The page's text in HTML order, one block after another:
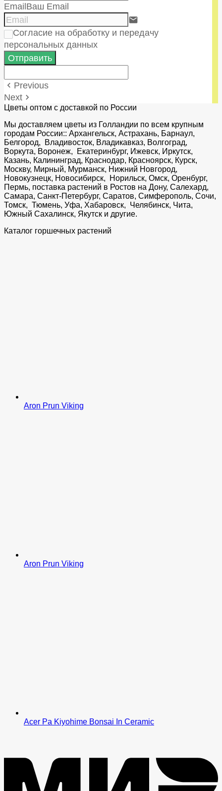
EmailВаш Email
email
Согласие на обработку и передачу
персональных данных
Отправить
keyboard_arrow_left Previous
Next keyboard_arrow_right
Цветы оптом с доставкой по России
Мы доставляем цветы из Голландии по всем крупным
городам России:: Архангельск, Астрахань, Барнаул,
Белгород, Владивосток, Владикавказ, Волгоград,
Воркута, Воронеж, Екатеринбург, Ижевск, Иркутск,
Казань, Калининград, Краснодар, Красноярск, Курск,
Москву, Мирный, Мурманск, Нижний Новгород,
Новокузнецк, Новосибирск, Норильск, Омск, Оренбург,
Пермь, поставка растений в Ростов на Дону, Салехард,
Самара, Санкт-Петербург, Саратов, Симферополь, Сочи,
Томск, Тюмень, Уфа, Хабаровск, Челябинск, Чита,
Южный Сахалинск, Якутск и другие.
Каталог горшечных растений
Aron Prun Viking
Aron Prun Viking
Acer Pa Kiyohime Bonsai In Ceramic